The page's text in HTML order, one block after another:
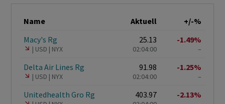
Name Aktuell
+/-%
Macy's Rg
USD NYX
25.13
02:04:00
-1.49%
–
Delta Air Lines Rg
USD NYX
91.98
02:04:00
-1.25%
–
Unitedhealth Gro Rg 403.97 -2.13%